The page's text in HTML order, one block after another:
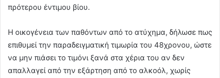
πρότερου έντιμου βίου.
Η οικογένεια των παθόντων από το ατύχημα, δήλωσε πως
επιθυμεί την παραδειγματική τιμωρία του 48χρονου, ώστε
να μην πιάσει το τιμόνι ξανά στα χέρια του αν δεν
απαλλαγεί από την εξάρτηση από το αλκοόλ, χωρίς